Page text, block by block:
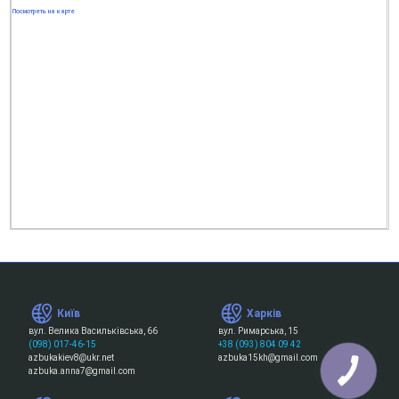
Посмотреть на карте
Київ
вул. Велика Васильківська, 66
(098) 017-46-15
azbukakiev8@ukr.net
azbuka.anna7@gmail.com
Харків
вул. Римарська, 15
+38 (093) 804 09 42
azbuka15kh@gmail.com